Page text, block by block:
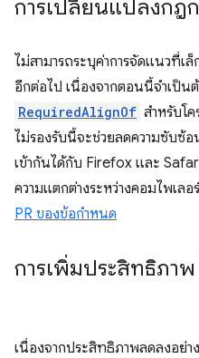
การเปลี่ยนแปลงกฎ
ไม่สามารถระบุค่าการจัดแนวที่เ
อีกต่อไป เนื่องจากตอนนี้จำเป็น
RequiredAlignOf สำหรับโ
ไม่รองรับนี้จะช่วยลดความซับซ้
เข้ากันได้กับ Firefox และ
ความแตกต่างระหว่างคอมไพเล
PR ของข้อกำหนด
การเพิ่มประสิทธิภา
เนื่องจากประสิทธิภาพลดลงอย่า